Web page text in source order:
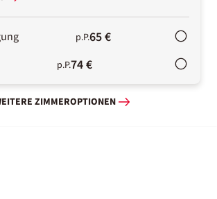
p.P.65 €
p.P.74 €
ZIMMEROPTIONEN